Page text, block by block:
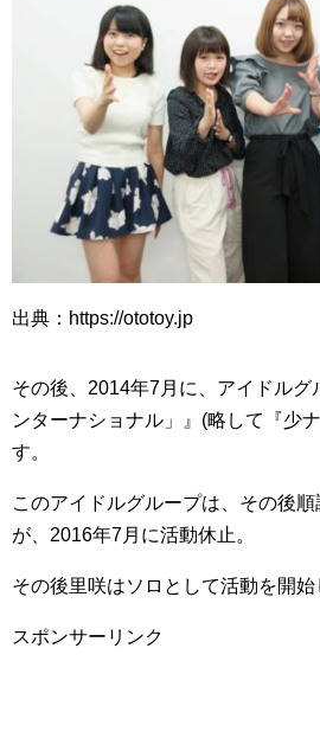
出典：https://ototoy.jp
その後、2014年7月に、アイドルグ
ンターナショナル」』(略して『少
す。
このアイドルグループは、その後
が、2016年7月に活動休止。
その後里咲はソロとして活動を開始
スポンサーリンク